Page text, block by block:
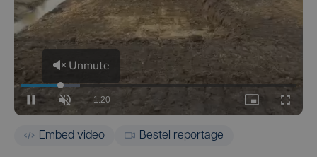
Embed video Bestel reportage